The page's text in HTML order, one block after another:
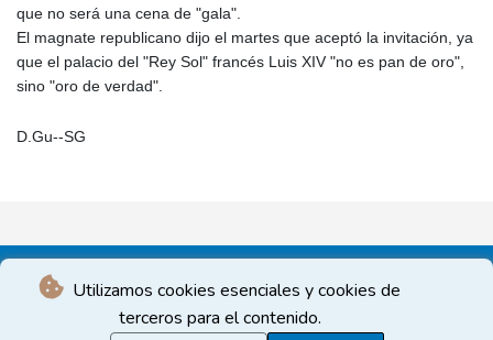
Utilizamos cookies esenciales y cookies de
terceros para el contenido.
que no será una cena de "gala".
El magnate republicano dijo el martes que aceptó la invitación, ya
que el palacio del "Rey Sol" francés Luis XIV "no es pan de oro",
sino "oro de verdad".
D.Gu--SG